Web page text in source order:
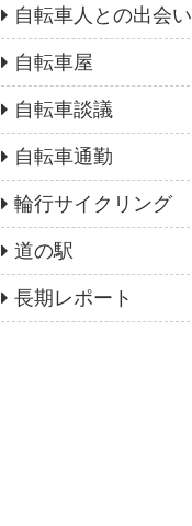
自転車人との出会い
自転車屋
自転車談議
自転車通勤
輪行サイクリング
道の駅
長期レポート